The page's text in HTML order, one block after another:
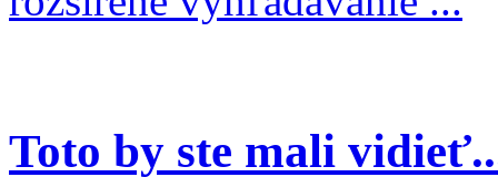
Toto by ste mali